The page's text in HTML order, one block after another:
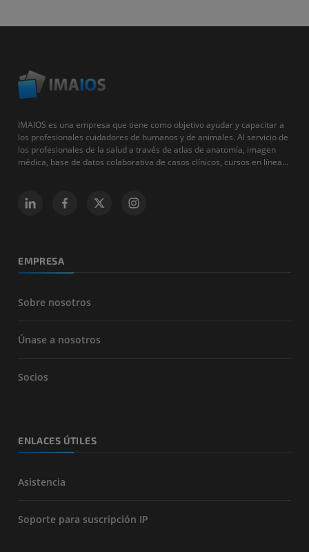
IMAIOS es una empresa que tiene como objetivo ayudar y capacitar a
los profesionales cuidadores de humanos y de animales. Al servicio de
los profesionales de la salud a través de atlas de anatomía, imagen
médica, base de datos colaborativa de casos clínicos, cursos en línea...
EMPRESA
Sobre nosotros
Únase a nosotros
Socios
ENLACES ÚTILES
Asistencia
Soporte para suscripción IP